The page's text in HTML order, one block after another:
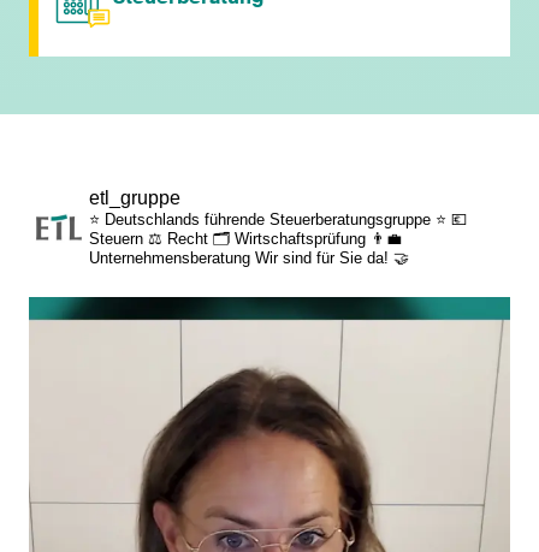
betriebliche Altersvorsorge
Zusatzleistungen/Mitarbeiterrabatte
etl_gruppe
⭐ Deutschlands führende Steuerberatungsgruppe ⭐ 💶
Steuern ⚖️ Recht 🗂️ Wirtschaftsprüfung 👨‍💼
Unternehmensberatung Wir sind für Sie da! 🤝